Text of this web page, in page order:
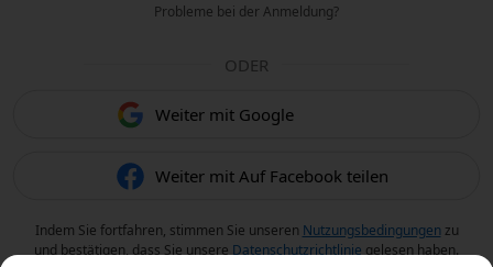
Probleme bei der Anmeldung?
ODER
Weiter mit Google
Weiter mit Auf Facebook teilen
Indem Sie fortfahren, stimmen Sie unseren Nutzungsbedingungen zu
und bestätigen, dass Sie unsere Datenschutzrichtlinie gelesen haben.